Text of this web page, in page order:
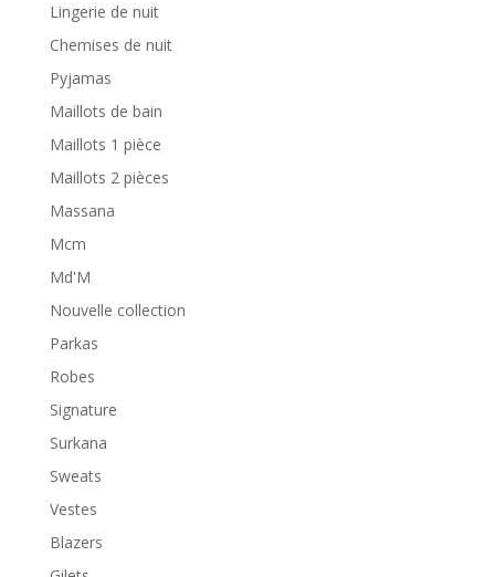
Lingerie de nuit
Chemises de nuit
Pyjamas
Maillots de bain
Maillots 1 pièce
Maillots 2 pièces
Massana
Mcm
Md'M
Nouvelle collection
Parkas
Robes
Signature
Surkana
Sweats
Vestes
Blazers